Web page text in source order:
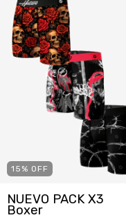
15 % OFF
NUEVO PACK X3
Boxer